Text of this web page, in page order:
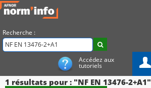
Recherche :
Accédez aux
tutoriels
1 résultats pour : "NF EN 13476-2+A1"